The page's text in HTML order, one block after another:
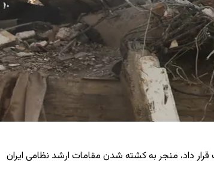
داد، منجر به کشته شدن مقامات ارشد نظامی ایران